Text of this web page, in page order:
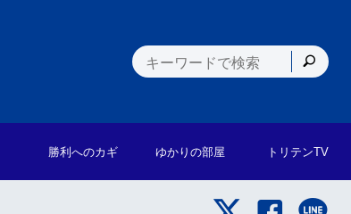
勝利へのカギ ゆかりの部屋 トリテンTV